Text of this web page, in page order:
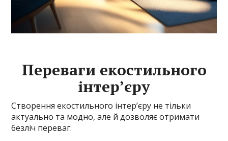
Переваги екостильного
інтер’єру
Створення екостильного інтер’єру не тільки
актуально та модно, але й дозволяє отримати
безліч переваг: